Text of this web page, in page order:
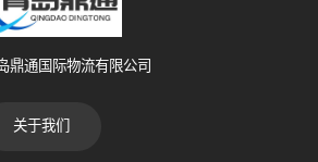
鼎通国际物流有限公司
关于我们